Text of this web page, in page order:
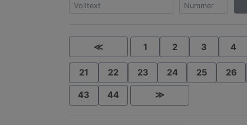
≪ 1 2 3 4
21 22 23 24 25 26
43 44 ≫